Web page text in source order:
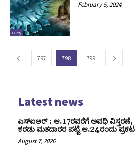
ರಾಜ್ಯ
February 5, 2024
797 798 799
Latest news
ಎಸ್‌ಐಆರ್‌ : ಆ.17ರವರೆಗೆ ಅವಧಿ ವಿಸ್ತರಣೆ,
ಕರಡು ಮತದಾರರ ಪಟ್ಟಿ ಆ.24ರಂದು ಪ್ರಕಟ
August 7, 2026